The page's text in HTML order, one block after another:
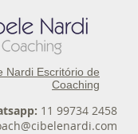
11 99734 2458
Nardi Escritório de
Coaching